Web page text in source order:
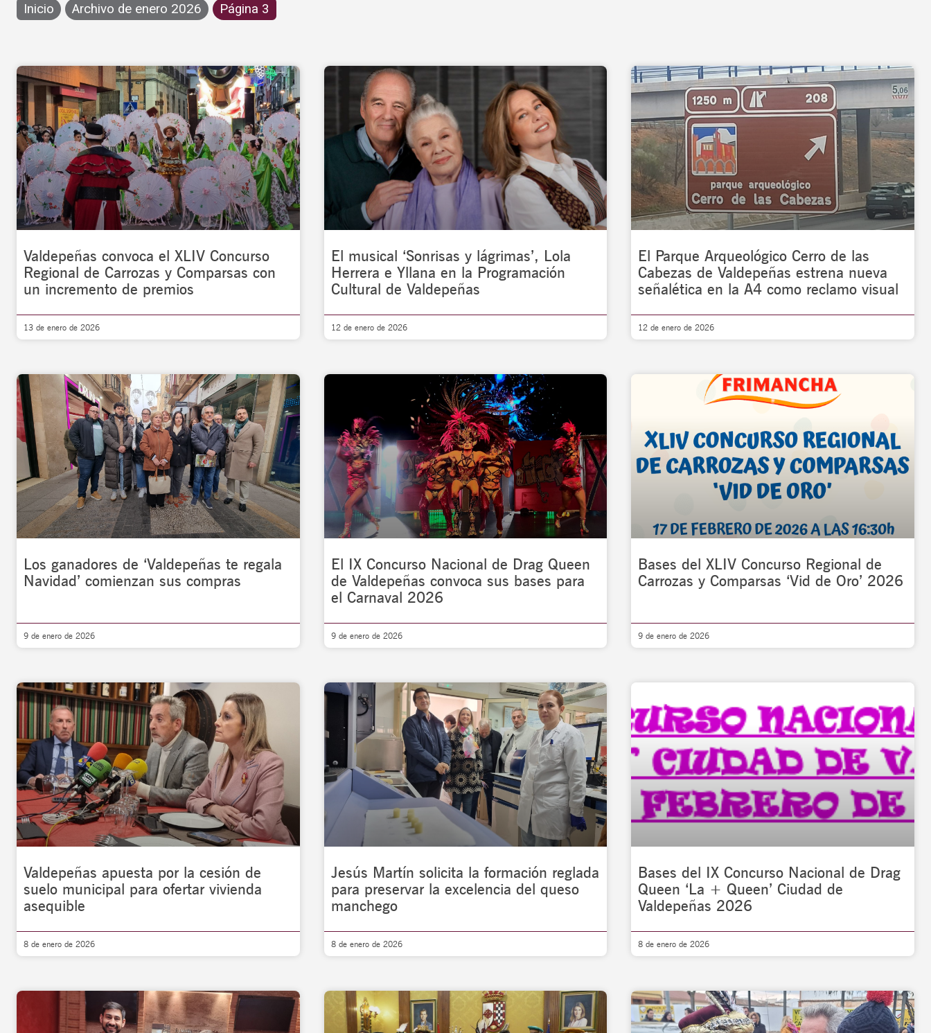
Inicio Archivo de enero 2026 Página 3
Valdepeñas convoca el XLIV Concurso
Regional de Carrozas y Comparsas con
un incremento de premios
13 de enero de 2026
El musical ‘Sonrisas y lágrimas’, Lola
Herrera e Yllana en la Programación
Cultural de Valdepeñas
12 de enero de 2026
El Parque Arqueológico Cerro de las
Cabezas de Valdepeñas estrena nueva
señalética en la A4 como reclamo visual
12 de enero de 2026
Los ganadores de ‘Valdepeñas te regala
Navidad’ comienzan sus compras
9 de enero de 2026
El IX Concurso Nacional de Drag Queen
de Valdepeñas convoca sus bases para
el Carnaval 2026
9 de enero de 2026
Bases del XLIV Concurso Regional de
Carrozas y Comparsas ‘Vid de Oro’ 2026
9 de enero de 2026
Valdepeñas apuesta por la cesión de
suelo municipal para ofertar vivienda
asequible
8 de enero de 2026
Jesús Martín solicita la formación reglada
para preservar la excelencia del queso
manchego
8 de enero de 2026
Bases del IX Concurso Nacional de Drag
Queen ‘La + Queen’ Ciudad de
Valdepeñas 2026
8 de enero de 2026